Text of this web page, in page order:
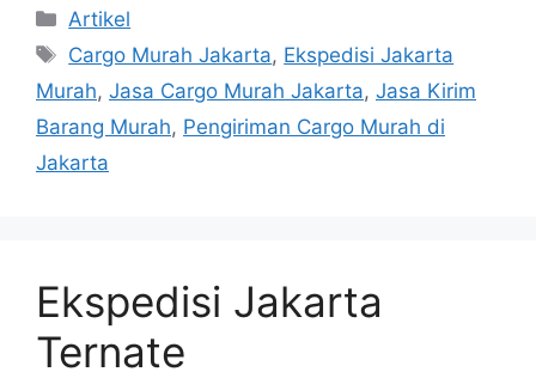
Artikel
Cargo Murah Jakarta, Ekspedisi Jakarta
Murah, Jasa Cargo Murah Jakarta, Jasa Kirim
Barang Murah, Pengiriman Cargo Murah di
Jakarta
Ekspedisi Jakarta
Ternate